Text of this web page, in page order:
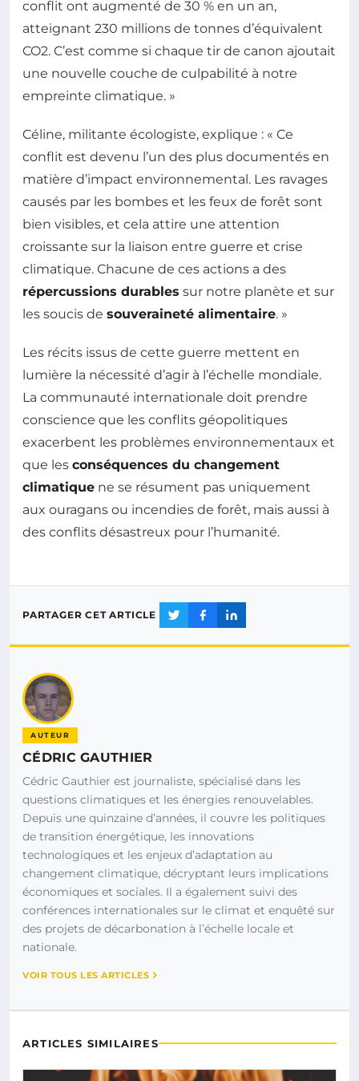
conflit ont augmenté de 30 % en un an,
atteignant 230 millions de tonnes d’équivalent
CO2. C’est comme si chaque tir de canon ajoutait
une nouvelle couche de culpabilité à notre
empreinte climatique. »
Céline, militante écologiste, explique : « Ce
conflit est devenu l’un des plus documentés en
matière d’impact environnemental. Les ravages
causés par les bombes et les feux de forêt sont
bien visibles, et cela attire une attention
croissante sur la liaison entre guerre et crise
climatique. Chacune de ces actions a des
répercussions durables sur notre planète et sur
les soucis de souveraineté alimentaire. »
Les récits issus de cette guerre mettent en
lumière la nécessité d’agir à l’échelle mondiale.
La communauté internationale doit prendre
conscience que les conflits géopolitiques
exacerbent les problèmes environnementaux et
que les conséquences du changement
climatique ne se résument pas uniquement
aux ouragans ou incendies de forêt, mais aussi à
des conflits désastreux pour l’humanité.
PARTAGER CET ARTICLE
AUTEUR
CÉDRIC GAUTHIER
Cédric Gauthier est journaliste, spécialisé dans les
questions climatiques et les énergies renouvelables.
Depuis une quinzaine d’années, il couvre les politiques
de transition énergétique, les innovations
technologiques et les enjeux d’adaptation au
changement climatique, décryptant leurs implications
économiques et sociales. Il a également suivi des
conférences internationales sur le climat et enquêté sur
des projets de décarbonation à l’échelle locale et
nationale.
VOIR TOUS LES ARTICLES
ARTICLES SIMILAIRES